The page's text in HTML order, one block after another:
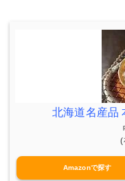
北海道名産品
(
Amazonで探す